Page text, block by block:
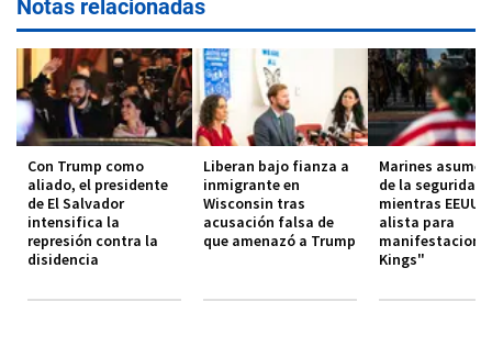
Notas relacionadas
Con Trump como
aliado, el presidente
de El Salvador
intensifica la
represión contra la
disidencia
Liberan bajo fianza a
inmigrante en
Wisconsin tras
acusación falsa de
que amenazó a Trump
Marines
de la seguridad
mientras EEUU
alista para
Kings"